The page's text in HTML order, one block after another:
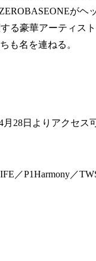
がヘ
る豪華アーティス
も名を連ねる。
月28日よりアクセス
／P1Harmony／